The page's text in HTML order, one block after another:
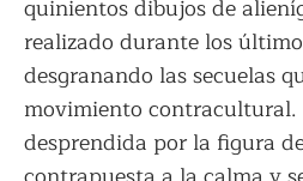
quinientos dibujos de
realizado durante los
desgranando las secuelas
movimiento contracultural.
desprendida por la figura